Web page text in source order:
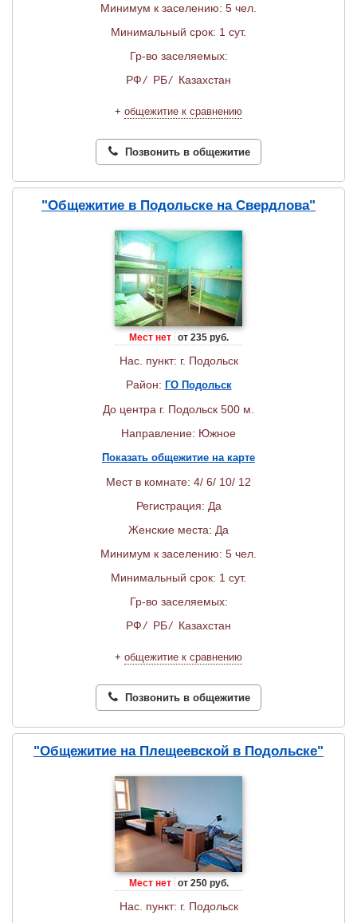
Минимум к заселению: 5 чел.
Минимальный срок: 1 сут.
Гр-во заселяемых:
РФ/ РБ/ Казахстан
+ общежитие к сравнению
Позвонить в общежитие
"Общежитие в Подольске на Свердлова"
Мест нет от 235 руб.
Нас. пункт: г. Подольск
Район: ГО Подольск
До центра г. Подольск 500 м.
Направление: Южное
Показать общежитие на карте
Мест в комнате: 4/ 6/ 10/ 12
Регистрация: Да
Женские места: Да
Минимум к заселению: 5 чел.
Минимальный срок: 1 сут.
Гр-во заселяемых:
РФ/ РБ/ Казахстан
+ общежитие к сравнению
Позвонить в общежитие
"Общежитие на Плещеевской в Подольске"
Мест нет от 250 руб.
Нас. пункт: г. Подольск